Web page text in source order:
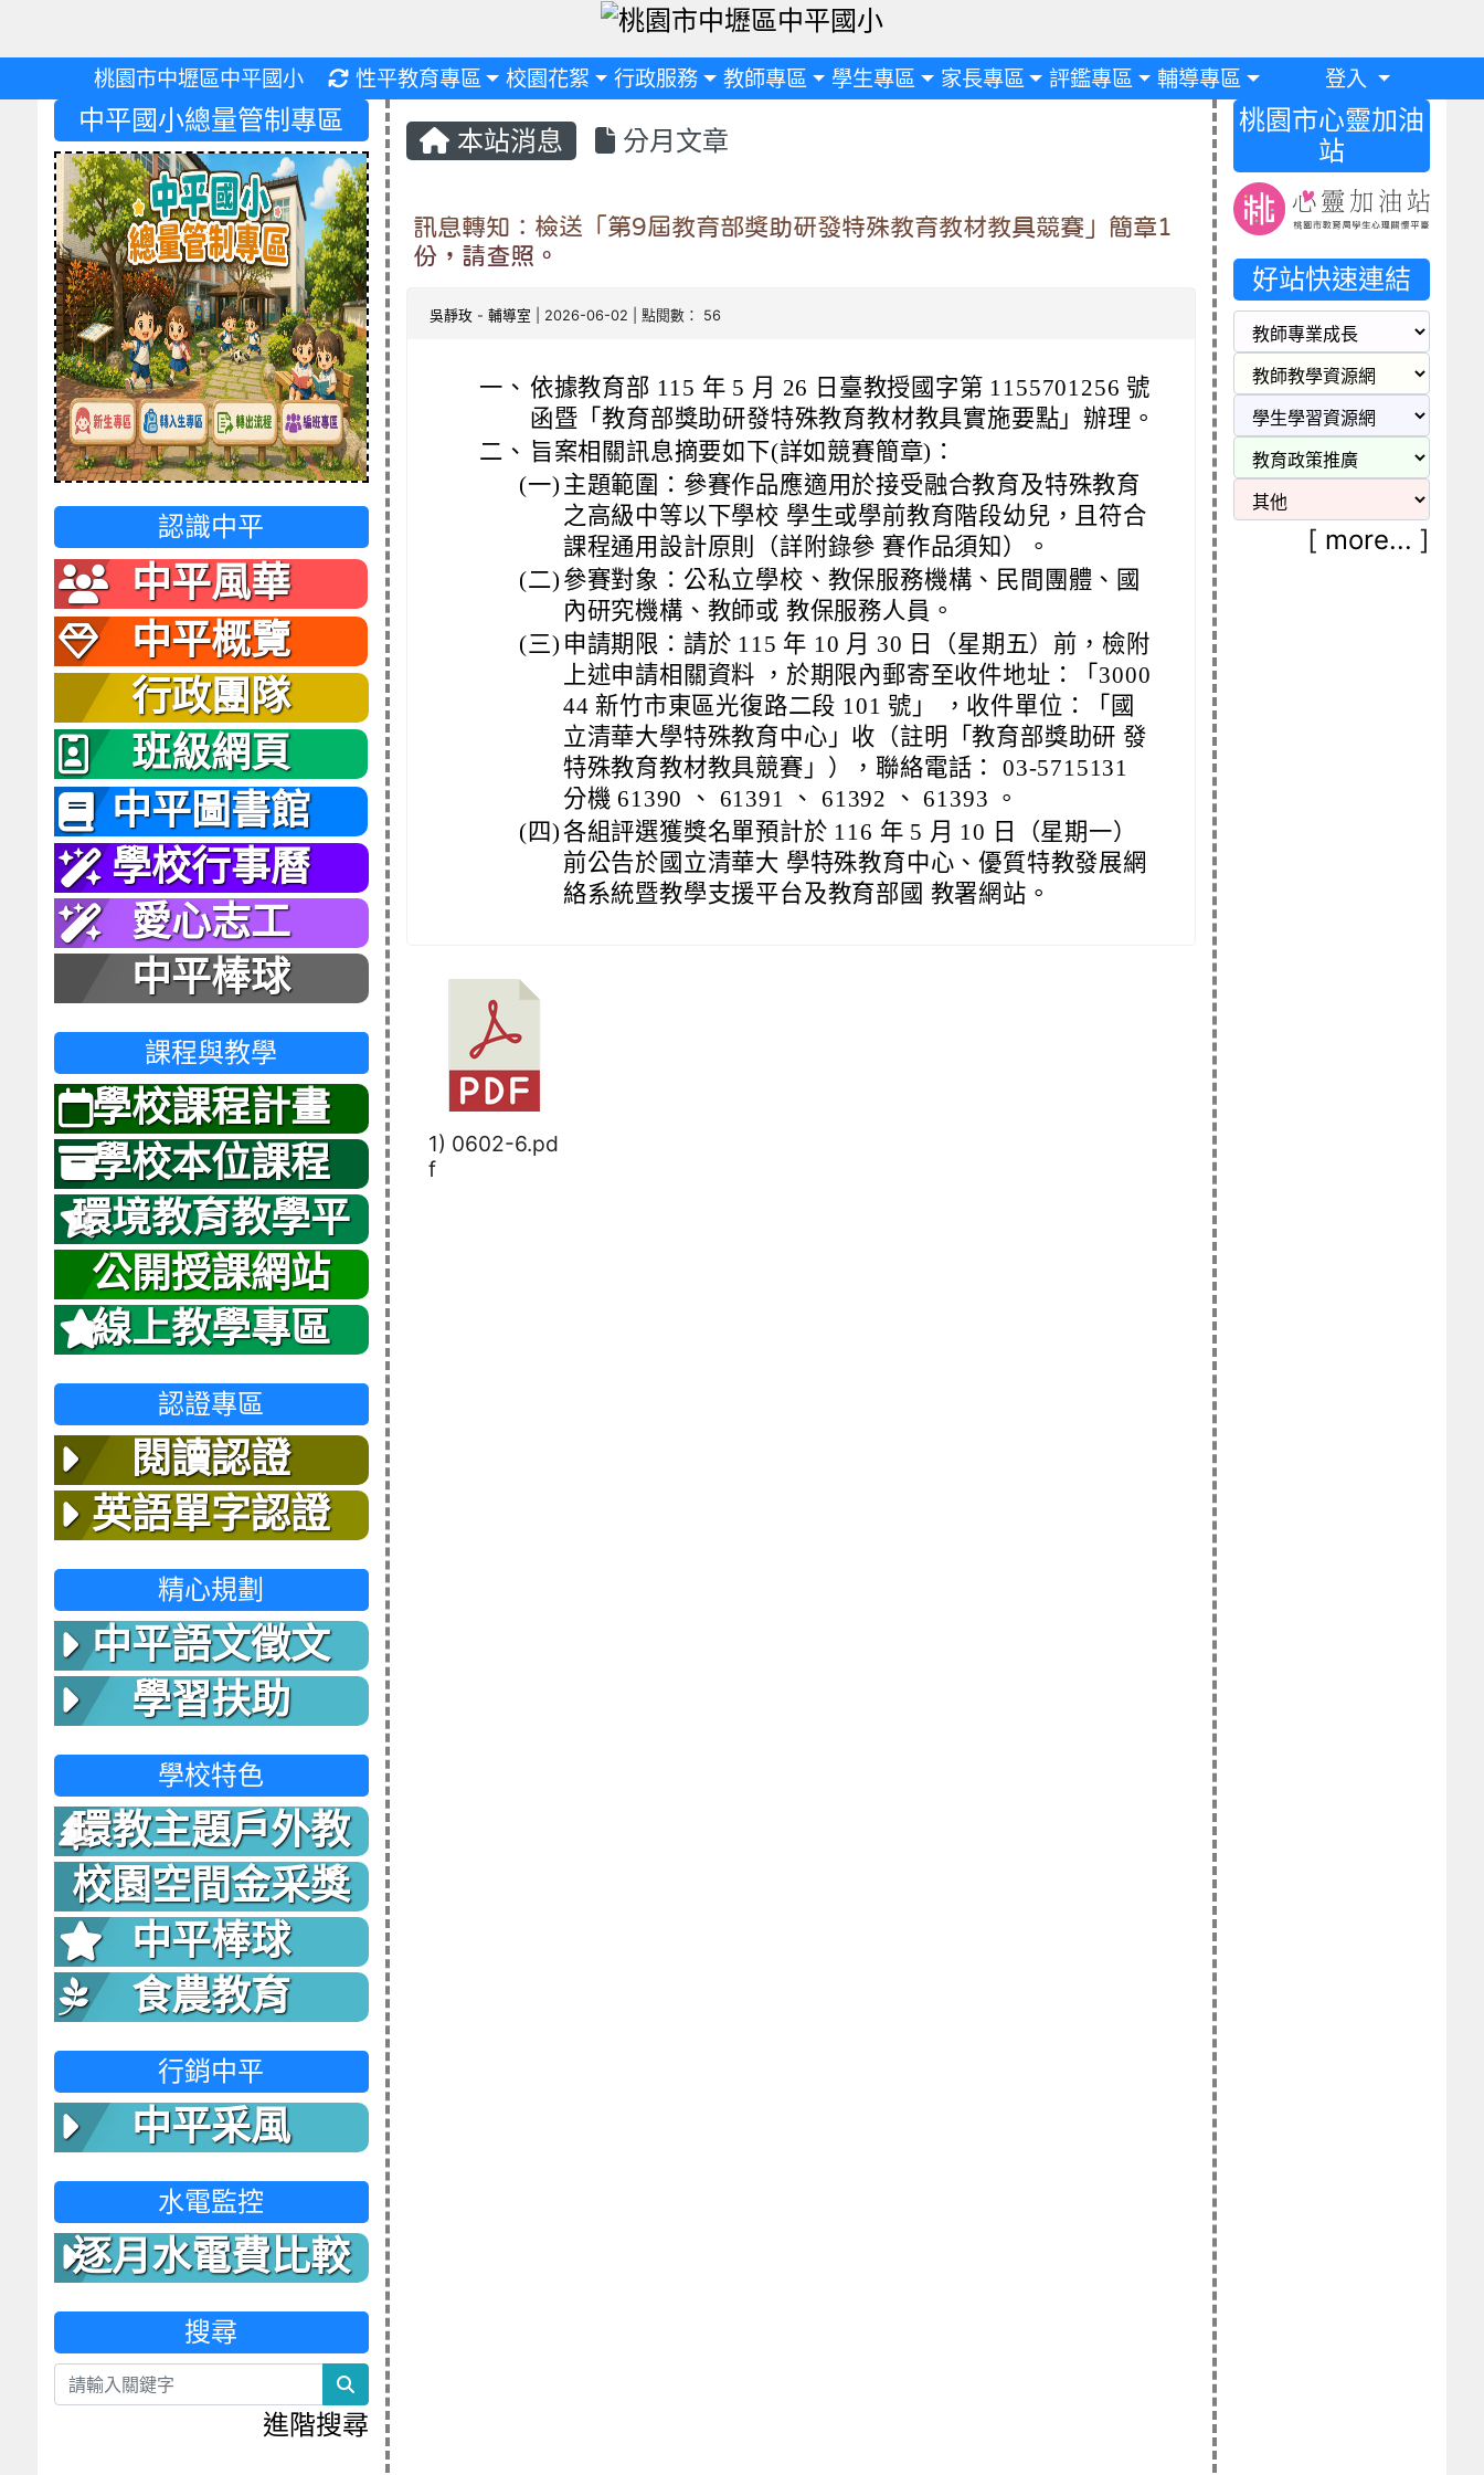
桃園市中壢區中平國小 重新取得佈景設定
性平教育專區 校園花絮 行政服務 教師專區 學生專區 家長專區 評鑑專區 輔導專區 登入
本站消息 分月文章
訊息轉知：檢送「第9屆教育部獎助研發特殊教育教材教具競賽」簡章1
份，請查照。
吳靜玫- 輔導室 | 2026-06-02 | 點閱數： 56
一、 依據教育部 115 年 5 月 26 日臺教授國字第 1155701256 號
函暨「教育部獎助研發特殊教育教材教具實施要點」辦理。
二、 旨案相關訊息摘要如下(詳如競賽簡章)：
(一) 主題範圍：參賽作品應適用於接受融合教育及特殊教育
之高級中等以下學校 學生或學前教育階段幼兒，且符合
課程通用設計原則（詳附錄參 賽作品須知）。
(二) 參賽對象：公私立學校、教保服務機構、民間團體、國
內研究機構、教師或 教保服務人員。
(三) 申請期限：請於 115 年 10 月 30 日（星期五）前，檢附
上述申請相關資料 ，於期限內郵寄至收件地址：「3000
44 新竹市東區光復路二段 101 號」 ，收件單位：「國
立清華大學特殊教育中心」收（註明「教育部獎助研 發
特殊教育教材教具競賽」），聯絡電話： 03-5715131
分機 61390 、 61391 、 61392 、 61393 。
(四)各組評選獲獎名單預計於 116 年 5 月 10 日（星期一）
前公告於國立清華大 學特殊教育中心、優質特教發展網
絡系統暨教學支援平台及教育部國 教署網站。
1) 0602-6.pd
f
中平國小總量管制專區
認識中平
中平風華
中平概覽
行政團隊
班級網頁
中平圖書館
學校行事曆
愛心志工
中平棒球
課程與教學
學校課程計畫
學校本位課程
環境教育教學平
台
公開授課網站
線上教學專區
認證專區
閱讀認證
英語單字認證
精心規劃
中平語文徵文
學習扶助
學校特色
環教主題戶外教
室
校園空間金采獎
中平棒球
食農教育
行銷中平
中平采風
水電監控
逐月水電費比較
表
搜尋
search
進階搜尋
桃園市心靈加油
站
好站快速連結
[ more... ]